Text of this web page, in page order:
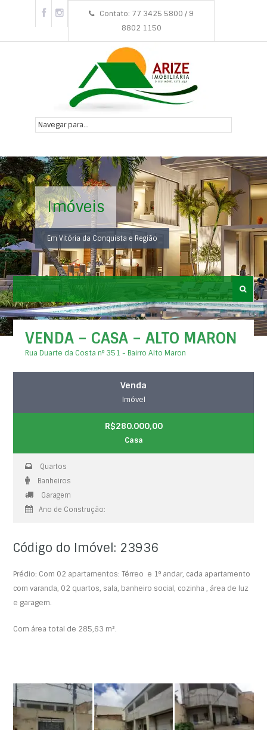
Contato: 77 3425 5800 / 9
8802 1150
Imóveis
Em Vitória da Conquista e Região
VENDA – CASA – ALTO MARON
Rua Duarte da Costa nº 351 - Bairro Alto Maron
Venda
Imóvel
R$280.000,00
Casa
Quartos
Banheiros
Garagem
Ano de Construção:
Código do Imóvel: 23936
Prédio: Com 02 apartamentos: Térreo e 1º andar, cada apartamento
com varanda, 02 quartos, sala, banheiro social, cozinha , área de luz
e garagem.
Com área total de 285,63 m².